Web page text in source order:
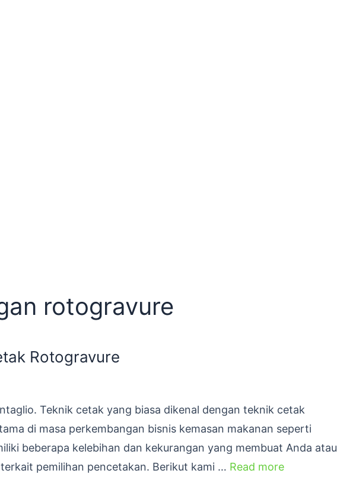
rotogravure
Rotogravure
Teknik cetak yang biasa dikenal dengan teknik cetak
di masa perkembangan bisnis kemasan makanan seperti
beberapa kelebihan dan kekurangan yang membuat Anda atau
pemilihan pencetakan. Berikut kami … Read more